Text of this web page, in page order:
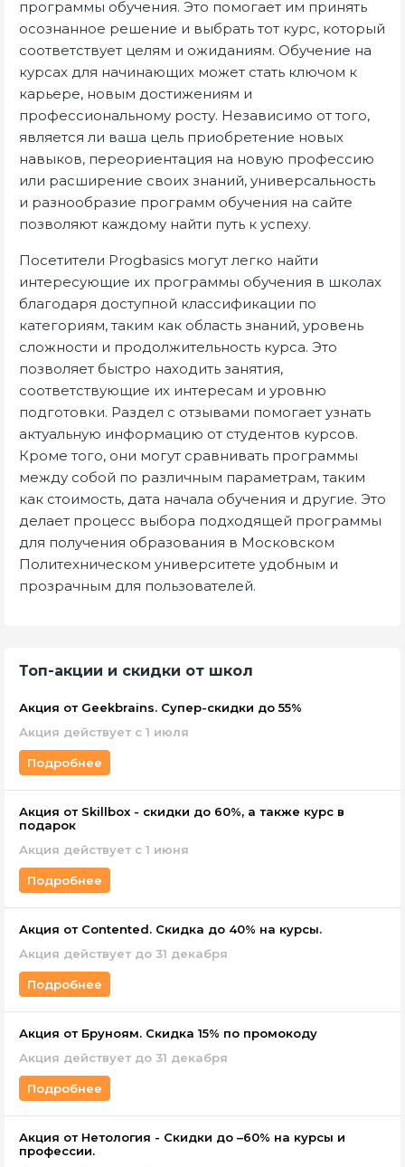
программы обучения. Это помогает им принять
осознанное решение и выбрать тот курс, который
соответствует целям и ожиданиям. Обучение на
курсах для начинающих может стать ключом к
карьере, новым достижениям и
профессиональному росту. Независимо от того,
является ли ваша цель приобретение новых
навыков, переориентация на новую профессию
или расширение своих знаний, универсальность
и разнообразие программ обучения на сайте
позволяют каждому найти путь к успеху.
Посетители Progbasics могут легко найти
интересующие их программы обучения в школах
благодаря доступной классификации по
категориям, таким как область знаний, уровень
сложности и продолжительность курса. Это
позволяет быстро находить занятия,
соответствующие их интересам и уровню
подготовки. Раздел с отзывами помогает узнать
актуальную информацию от студентов курсов.
Кроме того, они могут сравнивать программы
между собой по различным параметрам, таким
как стоимость, дата начала обучения и другие. Это
делает процесс выбора подходящей программы
для получения образования в Московском
Политехническом университете удобным и
прозрачным для пользователей.
Топ-акции и скидки от школ
Акция от Geekbrains. Супер-скидки до 55%
Акция действует с 1 июля
Подробнее
Акция от Skillbox - скидки до 60%, а также курс в
подарок
Акция действует c 1 июня
Подробнее
Акция от Contented. Скидка до 40% на курсы.
Акция действует до 31 декабря
Подробнее
Акция от Бруноям. Скидка 15% по промокоду
Акция действует до 31 декабря
Подробнее
Акция от Нетология - Скидки до –60% на курсы и
профессии.